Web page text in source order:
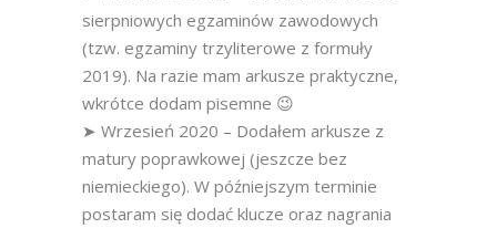
sierpniowych egzaminów zawodowych
(tzw. egzaminy trzyliterowe z formuły
2019). Na razie mam arkusze praktyczne,
wkrótce dodam pisemne 😉
➤ Wrzesień 2020 – Dodałem arkusze z
matury poprawkowej (jeszcze bez
niemieckiego). W późniejszym terminie
postaram się dodać klucze oraz nagrania